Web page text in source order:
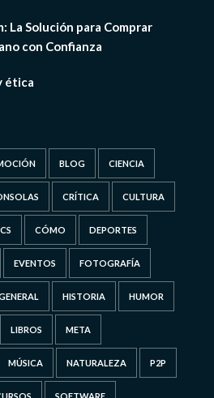
La Solución para Comprar
con Confianza
ética
BLOG CIENCIA
CRÍTICA CULTURA
CÓMO DEPORTES
EVENTOS FOTOGRAFÍA
HISTORIA HUMOR
LIBROS META
MÚSICA NATURALEZA P2P